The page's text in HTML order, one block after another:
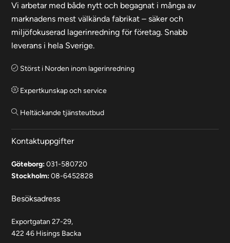
Vi arbetar med både nytt och begagnat i många av
marknadens mest välkända fabrikat – säker och
miljöfokuserad lagerinredning för företag. Snabb
leverans i hela Sverige.
Störst i Norden inom lagerinredning
Expertkunskap och service
Heltäckande tjänsteutbud
Kontaktuppgifter
Göteborg:031-580720
Stockholm:08-6452828
Besöksadress
Exportgatan 27-29,
422 46 Hisings Backa